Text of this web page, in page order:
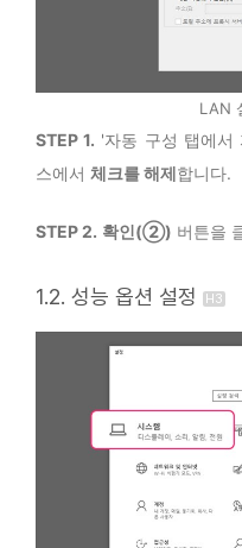
LAN
STEP 1. '자동 구성 탭에서
스에서 체크를 해제합니다.
STEP 2. 확인(②) 버튼을
1.2. 성능 옵션 설정